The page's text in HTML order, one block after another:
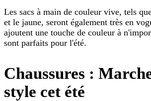
Les sacs à main de couleur vive, tels
et le jaune, seront également très en
ajoutent une touche de couleur à
sont parfaits pour l'été.
Chaussures :
style cet été